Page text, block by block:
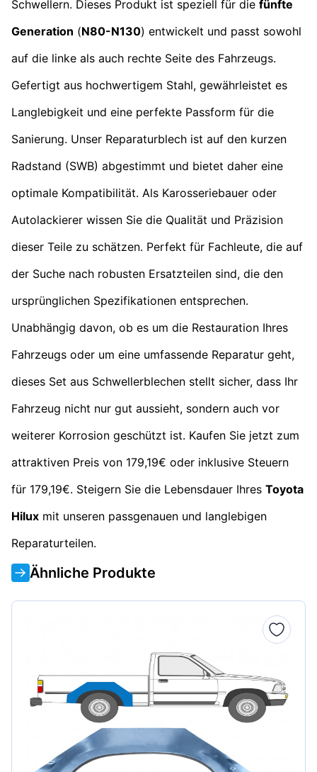
Schwellern. Dieses Produkt ist speziell für die fünfte
Generation (N80-N130) entwickelt und passt sowohl
auf die linke als auch rechte Seite des Fahrzeugs.
Gefertigt aus hochwertigem Stahl, gewährleistet es
Langlebigkeit und eine perfekte Passform für die
Sanierung. Unser Reparaturblech ist auf den kurzen
Radstand (SWB) abgestimmt und bietet daher eine
optimale Kompatibilität. Als Karosseriebauer oder
Autolackierer wissen Sie die Qualität und Präzision
dieser Teile zu schätzen. Perfekt für Fachleute, die auf
der Suche nach robusten Ersatzteilen sind, die den
ursprünglichen Spezifikationen entsprechen.
Unabhängig davon, ob es um die Restauration Ihres
Fahrzeugs oder um eine umfassende Reparatur geht,
dieses Set aus Schwellerblechen stellt sicher, dass Ihr
Fahrzeug nicht nur gut aussieht, sondern auch vor
weiterer Korrosion geschützt ist. Kaufen Sie jetzt zum
attraktiven Preis von 179,19€ oder inklusive Steuern
für 179,19€. Steigern Sie die Lebensdauer Ihres Toyota
Hilux mit unseren passgenauen und langlebigen
Reparaturteilen.
Ähnliche Produkte